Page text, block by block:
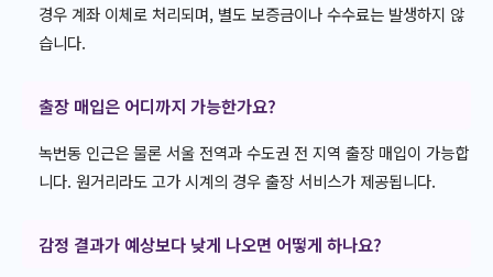
경우 계좌 이체로 처리되며, 별도 보증금이나 수수료는 발생하지 않
습니다.
출장 매입은 어디까지 가능한가요?
녹번동 인근은 물론 서울 전역과 수도권 전 지역 출장 매입이 가능합
니다. 원거리라도 고가 시계의 경우 출장 서비스가 제공됩니다.
감정 결과가 예상보다 낮게 나오면 어떻게 하나요?